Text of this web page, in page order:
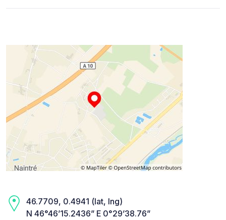
46.7709, 0.4941 (lat, lng)
N 46°46’15.2436” E 0°29’38.76”